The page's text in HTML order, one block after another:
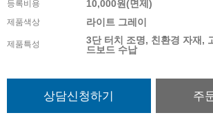
등록비용 10,000원(면제)
제품색상 라이트 그레이
제품특성
3단 터치 조명, 친환경 자재,
드보드 수납